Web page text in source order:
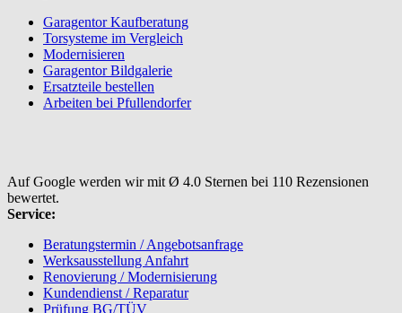
Garagentor Kaufberatung
Torsysteme im Vergleich
Modernisieren
Garagentor Bildgalerie
Ersatzteile bestellen
Arbeiten bei Pfullendorfer
Auf Google werden wir mit Ø 4.0 Sternen bei 110 Rezensionen
bewertet.
Service:
Beratungstermin / Angebotsanfrage
Werksausstellung Anfahrt
Renovierung / Modernisierung
Kundendienst / Reparatur
Prüfung BG/TÜV